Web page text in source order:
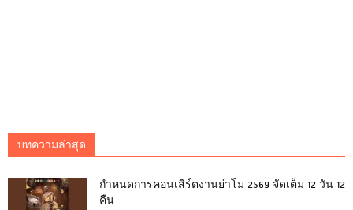
บทความล่าสุด
กำหนดการคอนเสิร์ตงานย่าโม 2569 จัดเต็ม 12 วัน 12
คืน